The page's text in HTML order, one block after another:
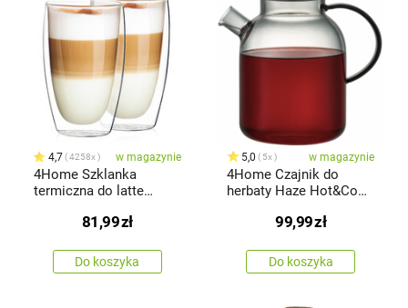
4,7 4258x w magazynie
4Home Szklanka
termiczna do latte
81,99zł
Do koszyka
5,0 5x w magazynie
4Home Czajnik do
herbaty Haze Hot&Cool,
99,99zł
Do koszyka